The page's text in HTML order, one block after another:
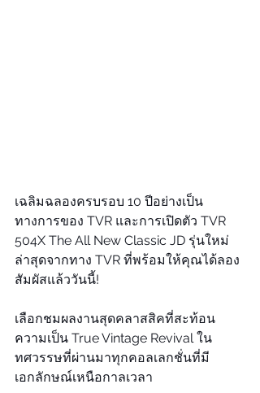
เฉลิมฉลองครบรอบ 10 ปีอย่างเป็น
ทางการของ TVR และการเปิดตัว TVR
504X The All New Classic JD รุ่นใหม่
ล่าสุดจากทาง TVR ที่พร้อมให้คุณได้ลอง
สัมผัสแล้ววันนี้!
เลือกชมผลงานสุดคลาสสิคที่สะท้อน
ความเป็น True Vintage Revival ใน
ทศวรรษที่ผ่านมาทุกคอลเลกชั่นที่มี
เอกลักษณ์เหนือกาลเวลา